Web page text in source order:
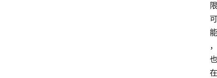
限
可
能
，
也
在